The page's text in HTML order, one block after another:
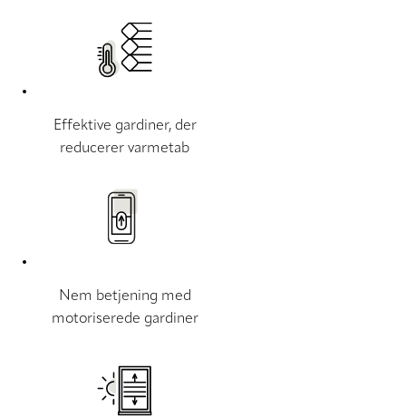
Effektive gardiner, der
reducerer varmetab
Nem betjening med
motoriserede gardiner